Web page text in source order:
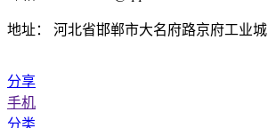
地址： 河北省邯郸市大名府路京府工业城
分享
手机
分类